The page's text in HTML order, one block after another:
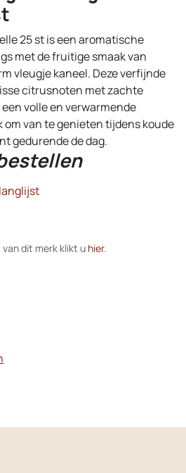
25 st is een aromatische
met de fruitige smaak van
vleugje kaneel. Deze verfijnde
citrusnoten met zachte
volle en verwarmende
om van te genieten tijdens koude
gedurende de dag.
dit merk klikt u hier.